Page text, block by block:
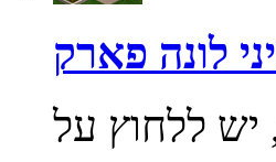
לונה פארק